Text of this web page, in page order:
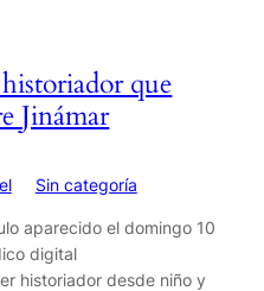
que
Jinámar
en Sin categoría
aparecido el domingo 10
digital
historiador desde niño y